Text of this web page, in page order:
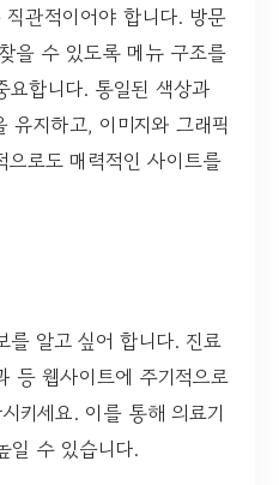
관적이어야 합니다. 방문
을 수 있도록 메뉴 구조를
요합니다. 통일된 색상과
지하고, 이미지와 그래픽
로도 매력적인 사이트를
를 알고 싶어 합니다. 진료
등 웹사이트에 주기적으로
키세요. 이를 통해 의료기
일 수 있습니다.